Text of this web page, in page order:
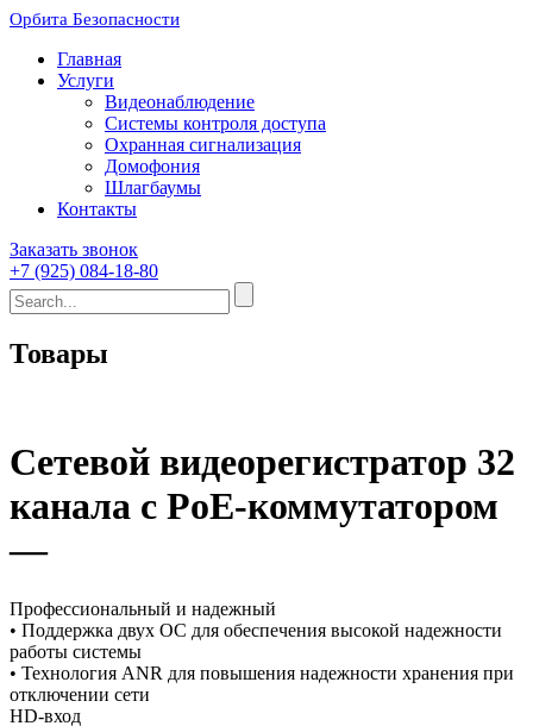
Орбита Безопасности
Главная
Услуги
Видеонаблюдение
Системы контроля доступа
Охранная сигнализация
Домофония
Шлагбаумы
Контакты
Заказать звонок
+7 (925) 084-18-80
Товары
Сетевой видеорегистратор 32
канала с PoE-коммутатором
—
Профессиональный и надежный
• Поддержка двух ОС для обеспечения высокой надежности
работы системы
• Технология ANR для повышения надежности хранения при
отключении сети
HD-вход